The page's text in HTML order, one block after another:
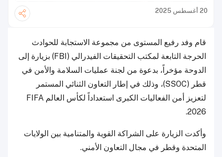
20 أغسطس 2025
قام وفد رفيع المستوى من مجموعة الاستجابة للحوادث
الحرجة التابعة لمكتب التحقيقات الفيدرالي (FBI) بزيارة إلى
الدوحة مؤخراً، بدعوة من لجنة عمليات السلامة والأمن في
قطر (SSOC)، وذلك في إطار التعاون الثنائي المستمر
لتعزيز أمن الفعاليات الكبرى استعداداً لكأس العالم FIFA
2026.
وأكدت الزيارة على الشراكة القوية والمتنامية بين الولايات
المتحدة وقطر في مجال التعاون الأمني.